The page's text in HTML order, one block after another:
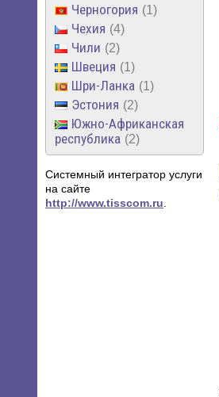
Черногория 1
Чехия 4
Чили 2
Швеция 1
Шри-Ланка 1
Эстония 2
Южно-Африканская
республика
2
Системный интегратор услуги
на сайте
http://www.tisscom.ru